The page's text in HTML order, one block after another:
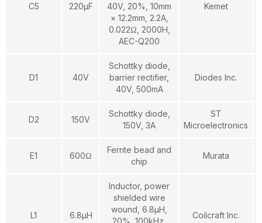
C5 220µF
40V, 20%, 10mm
× 12.2mm, 2.2A,
0.022Ω, 2000H,
AEC-Q200
Kemet
D1 40V
Schottky diode,
barrier rectifier,
40V, 500mA
Diodes Inc.
D2 150V
Schottky diode,
150V, 3A
ST
Microelectronics
E1 600Ω
Ferrite bead and
chip
Murata
L1 6.8µH
Inductor, power
shielded wire
wound, 6.8µH,
20%, 100kHz,
Coilcraft Inc.